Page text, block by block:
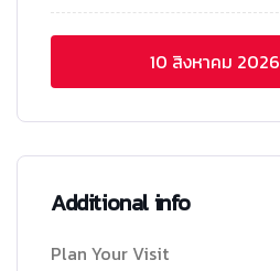
10 สิงหาคม 2026
Additional info
Plan Your Visit